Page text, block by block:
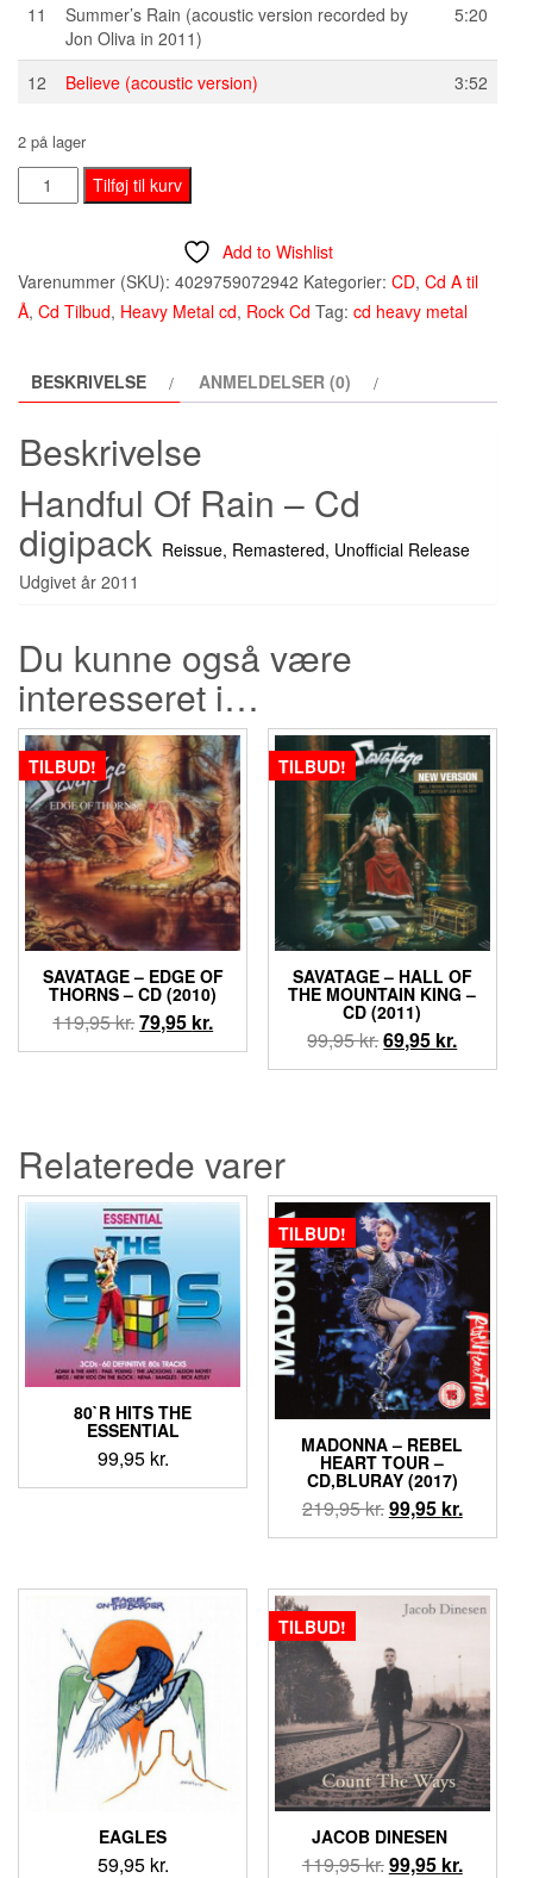
11
Summer’s Rain (acoustic version recorded by
Jon Oliva in 2011)
5:20
12 Believe (acoustic version) 3:52
2 på lager
Savatage
‎–
Of
Rain
(2011)
Tilføj til kurv
Add to Wishlist
Varenummer (SKU): 4029759072942 Kategorier: CD, Cd A til
Å, Cd Tilbud, Heavy Metal cd, Rock Cd Tag: cd heavy metal
BESKRIVELSE ANMELDELSER (0)
Beskrivelse
Handful Of Rain – Cd
digipack Reissue, Remastered, Unofficial Release
Udgivet år 2011
Du kunne også være
interesseret i…
TILBUD!
SAVATAGE ‎– EDGE OF
THORNS – CD (2010)
119,95kr.Den
oprindelige
79,95 kr.Den
aktuelle
TILBUD!
SAVATAGE ‎– HALL OF
THE MOUNTAIN KING –
CD (2011)
99,95kr.Den
oprindelige
69,95 kr.Den
aktuelle
Relaterede varer
80`R HITS THE
ESSENTIAL
99,95 kr.
TILBUD!
MADONNA – REBEL
HEART TOUR –
CD,BLURAY (2017)
219,95kr.Den
oprindelige
var:
219,95 kr..
99,95 kr.Den
aktuelle
er:
99,95
EAGLES
59,95 kr.
TILBUD!
JACOB DINESEN ‎
119,95kr.Den
99,95 kr.Den